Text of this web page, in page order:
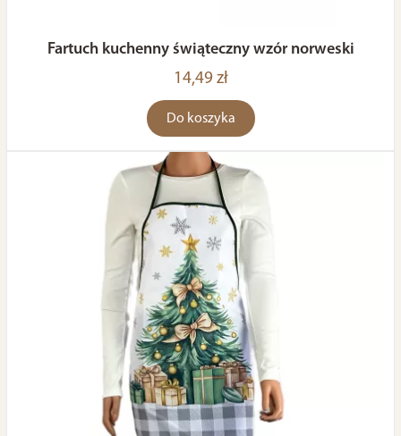
Fartuch kuchenny świąteczny wzór norweski
14,49 zł
Do koszyka